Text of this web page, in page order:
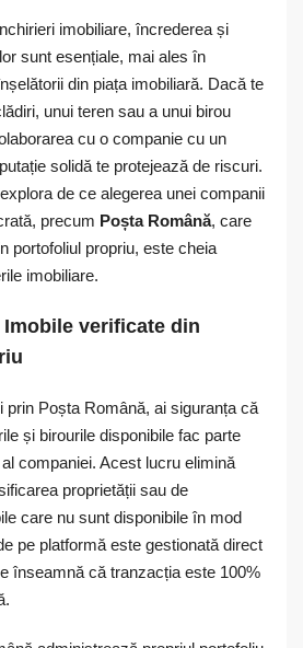
imobiliare, încrederea și
sunt esențiale, mai ales în
din piața imobiliară. Dacă te
unui teren sau a unui birou
cu o companie cu un
solidă te protejează de riscuri.
de ce alegerea unei companii
precum Poșta Română, care
portofoliul propriu, este cheia
imobiliare.
verificate din
prin Poșta Română, ai siguranța că
și birourile disponibile fac parte
companiei. Acest lucru elimină
proprietății sau de
care nu sunt disponibile în mod
pe platformă este gestionată direct
înseamnă că tranzacția este 100%